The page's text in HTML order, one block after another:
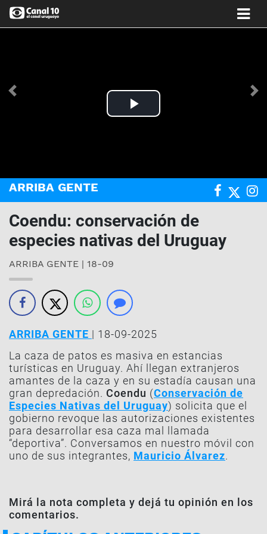
Play
Anterior
ARRIBA GENTE
Coendu: conservación de
especies nativas del Uruguay
ARRIBA GENTE | 18-09
ARRIBA GENTE | 18-09-2025
La caza de patos es masiva en estancias
turísticas en Uruguay. Ahí llegan extranjeros
amantes de la caza y en su estadía causan una
gran depredación. Coendu (Conservación de
Especies Nativas del Uruguay) solicita que el
gobierno revoque las autorizaciones existentes
para desarrollar esa caza mal llamada
“deportiva”. Conversamos en nuestro móvil con
uno de sus integrantes, Mauricio Álvarez.
Mirá la nota completa y dejá tu opinión en los
comentarios.